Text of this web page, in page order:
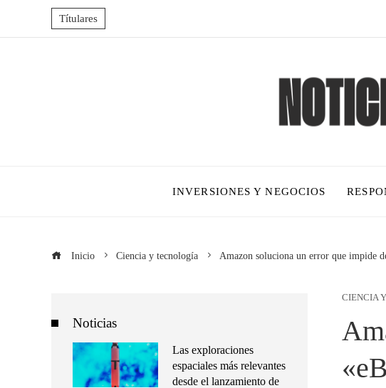
Títulares
INVERSIONES Y NEGOCIOS
Inicio Ciencia y tecnología Amazon soluciona un error que impide
CIENCIA
Noticias
Las exploraciones
espaciales más relevantes
desde el lanzamiento de